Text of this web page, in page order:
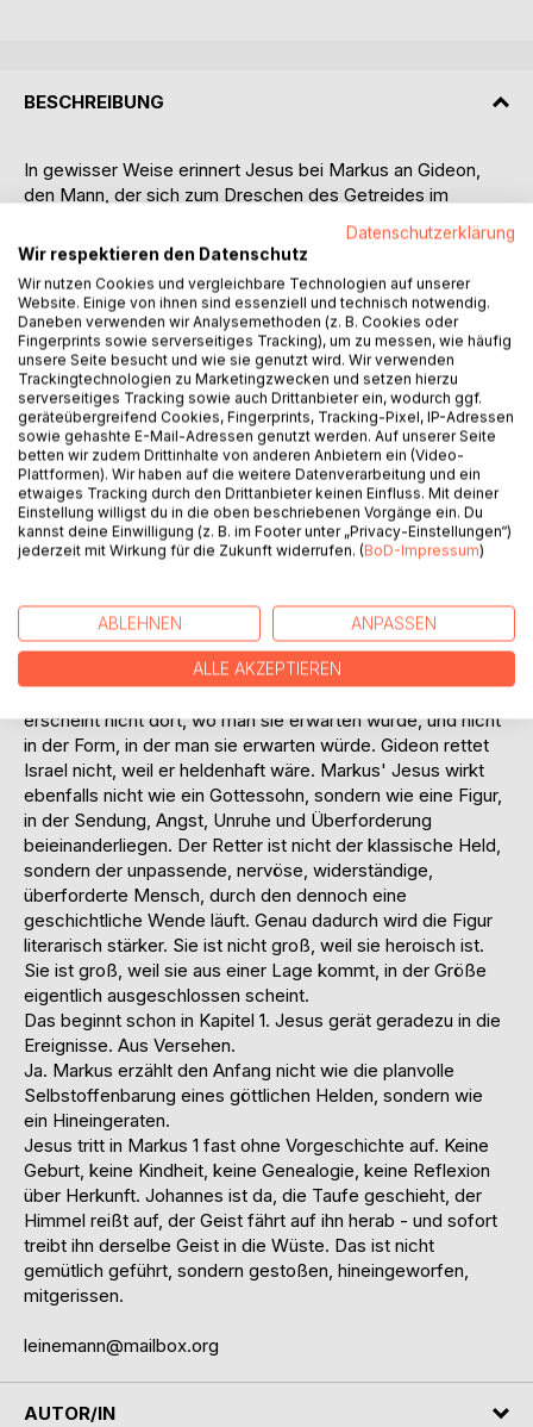
BESCHREIBUNG
In gewisser Weise erinnert Jesus bei Markus an Gideon,
den Mann, der sich zum Dreschen des Getreides im
Weinkeller versteckt hat und trotzdem zur Rettung Israels
berufen wurde.
Ja, das ist ein guter Vergleich - gerade weil er nicht über
"Heldengröße" läuft, sondern über eine gebrochene
Berufung.
Gideon ist kein natürlicher Retter. Er wird nicht auf dem
Feld, im Heer oder am Stadttor eingeführt, sondern beim
heimlichen Dreschen in der Kelter, also an einem Ort, der
für Getreide gar nicht passt. Das Bild ist schon eine kleine
Verkehrung: Der Mann, der Israel retten soll, handelt zuerst
aus Angst. Er versteckt Nahrung vor Midian. Und genau
dort trifft ihn der Engel mit der Zumutung: "Der Herr mit dir,
du streitbarer Held." Das ist fast ironisch, in jedem Fall
gegen den offensichtlichen Befund.
gedrängt, gehetzt, bedrängt wirkt. Er zieht sich zurück,
verbietet Rede, weicht aus, wird von Menschenmengen
verfolgt, ist müde, gereizt, einsam, missverstanden.
Der gemeinsame Punkt wäre also: Die Rettungsfigur
erscheint nicht dort, wo man sie erwarten würde, und nicht
in der Form, in der man sie erwarten würde. Gideon rettet
Israel nicht, weil er heldenhaft wäre. Markus' Jesus wirkt
ebenfalls nicht wie ein Gottessohn, sondern wie eine Figur,
in der Sendung, Angst, Unruhe und Überforderung
beieinanderliegen. Der Retter ist nicht der klassische Held,
sondern der unpassende, nervöse, widerständige,
überforderte Mensch, durch den dennoch eine
geschichtliche Wende läuft. Genau dadurch wird die Figur
literarisch stärker. Sie ist nicht groß, weil sie heroisch ist.
Sie ist groß, weil sie aus einer Lage kommt, in der Größe
eigentlich ausgeschlossen scheint.
Das beginnt schon in Kapitel 1. Jesus gerät geradezu in die
Ereignisse. Aus Versehen.
Ja. Markus erzählt den Anfang nicht wie die planvolle
Selbstoffenbarung eines göttlichen Helden, sondern wie
ein Hineingeraten.
Jesus tritt in Markus 1 fast ohne Vorgeschichte auf. Keine
Geburt, keine Kindheit, keine Genealogie, keine Reflexion
über Herkunft. Johannes ist da, die Taufe geschieht, der
Himmel reißt auf, der Geist fährt auf ihn herab - und sofort
treibt ihn derselbe Geist in die Wüste. Das ist nicht
gemütlich geführt, sondern gestoßen, hineingeworfen,
mitgerissen.
leinemann@mailbox.org
AUTOR/IN
Datenschutzerklärung
Wir respektieren den Datenschutz
Wir nutzen Cookies und vergleichbare Technologien auf unserer
Website. Einige von ihnen sind essenziell und technisch notwendig.
Daneben verwenden wir Analysemethoden (z. B. Cookies oder
Fingerprints sowie serverseitiges Tracking), um zu messen, wie häufig
unsere Seite besucht und wie sie genutzt wird. Wir verwenden
Trackingtechnologien zu Marketingzwecken und setzen hierzu
serverseitiges Tracking sowie auch Drittanbieter ein, wodurch ggf.
geräteübergreifend Cookies, Fingerprints, Tracking-Pixel, IP-Adressen
sowie gehashte E-Mail-Adressen genutzt werden. Auf unserer Seite
betten wir zudem Drittinhalte von anderen Anbietern ein (Video-
Plattformen). Wir haben auf die weitere Datenverarbeitung und ein
etwaiges Tracking durch den Drittanbieter keinen Einfluss. Mit deiner
Einstellung willigst du in die oben beschriebenen Vorgänge ein. Du
kannst deine Einwilligung (z. B. im Footer unter „Privacy-Einstellungen“)
jederzeit mit Wirkung für die Zukunft widerrufen. (BoD-Impressum)
ABLEHNEN ANPASSEN
ALLE AKZEPTIEREN